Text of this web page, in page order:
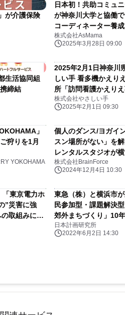
が介護保険
日本初！共助コミュ
が神奈川大学と協働
コーディネーター養
株式会社AsMama
2025年3月28日 09:00
生活協同組
締結
2025年2月1日神奈川
しい手 看多機かえり
所「訪問看護かえり
株式会社やさしい手
2025年2月1日 09:30
」
狩りを1月
YOKOHAMA
個人のダンス/ヨガイ
スン場所がない」を
レンタルスタジオが
株式会社BrainForce
2024年12月4日 10:30
”災害に強
取組みにつ
東急（株）と横浜市
民参加型・課題解決
郊外まちづくり」10
【JPIセミナー 7月05
日本計画研究所
2022年6月2日 14:30